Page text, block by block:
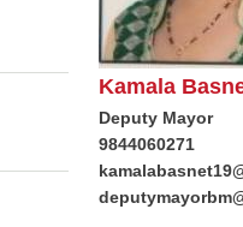
Kamala
Deputy Mayor
9844060271